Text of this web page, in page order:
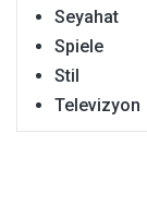
Seyahat
Spiele
Stil
Televizyon